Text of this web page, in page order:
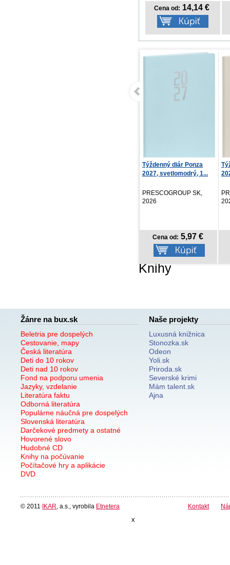
Cena od: 14,14 €
Knihy
Žánre na bux.sk
Beletria pre dospelých
Cestovanie, mapy
Česká literatúra
Deti do 10 rokov
Deti nad 10 rokov
Fond na podporu umenia
Jazyky, vzdelanie
Literatúra faktu
Odborná literatúra
Populárne náučná pre dospelých
Slovenská literatúra
Darčekové predmety a ostatné
Hovorené slovo
Hudobné CD
Knihy na počúvanie
Počítačové hry a aplikácie
DVD
Naše projekty
Luxusná knižnica
Stonozka.sk
Odeon
Yoli.sk
Priroda.sk
Severské krimi
Mám talent.sk
Ajna
© 2011 IKAR , a.s., vyrobila Etnetera Kontakt
x